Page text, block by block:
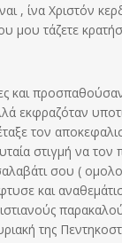
, ίνα Χριστόν
μου τάζετε
και
εκφραζόταν
τον
στιγμή να τον
σου (
και
της